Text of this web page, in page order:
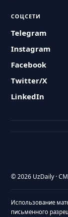
СОЦСЕТИ
Telegram
Instagram
Facebook
Twitter/X
LinkedIn
© 2026 UzDaily ·
Использование
письменного